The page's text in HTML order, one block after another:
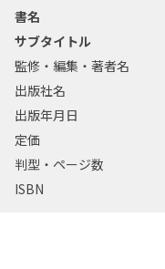
書名
サブタイトル
監修・編集・著者名
出版社名
出版年月日
定価
判型・ページ数
ISBN